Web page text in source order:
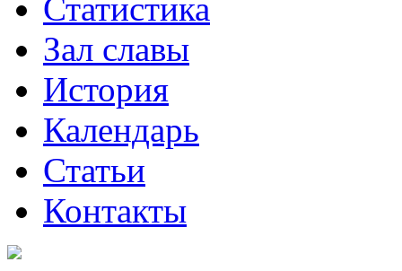
Статистика
Зал славы
История
Календарь
Статьи
Контакты